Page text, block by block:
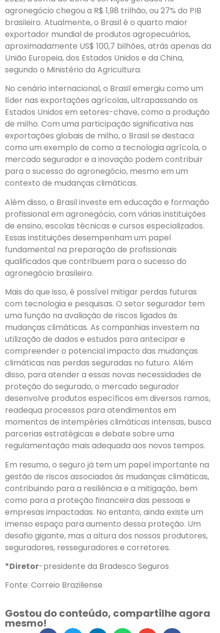
agronegócio chegou a R$ 1,98 trilhão, ou 27% do PIB
brasileiro. Atualmente, o Brasil é o quarto maior
exportador mundial de produtos agropecuários,
aproximadamente US$ 100,7 bilhões, atrás apenas da
União Europeia, dos Estados Unidos e da China,
segundo o Ministério da Agricultura.
No cenário internacional, o Brasil emergiu como um
líder nas exportações agrícolas, ultrapassando os
Estados Unidos em setores-chave, como a produção
de milho. Com uma participação significativa nas
exportações globais de milho, o Brasil se destaca
como um exemplo de como a tecnologia agrícola, o
mercado segurador e a inovação podem contribuir
para o sucesso do agronegócio, mesmo em um
contexto de mudanças climáticas.
Além disso, o Brasil investe em educação e formação
profissional em agronegócio, com várias instituições
de ensino, escolas técnicas e cursos especializados.
Essas instituições desempenham um papel
fundamental na preparação de profissionais
qualificados que contribuem para o sucesso do
agronegócio brasileiro.
Mais do que isso, é possível mitigar perdas futuras
com tecnologia e pesquisas. O setor segurador tem
uma função na avaliação de riscos ligados às
mudanças climáticas. As companhias investem na
utilização de dados e estudos para antecipar e
compreender o potencial impacto das mudanças
climáticas nas perdas seguradas no futuro. Além
disso, para atender a essas novas necessidades de
proteção do segurado, o mercado segurador
desenvolve produtos específicos em diversos ramos,
readequa processos para atendimentos em
momentos de intempéries climáticas intensas, busca
parcerias estratégicas e debate sobre uma
regulamentação mais adequada aos novos tempos.
Em resumo, o seguro já tem um papel importante na
gestão de riscos associados às mudanças climáticas,
contribuindo para a resiliência e a mitigação, bem
como para a proteção financeira das pessoas e
empresas impactadas. No entanto, ainda existe um
imenso espaço para aumento dessa proteção. Um
desafio gigante, mas a altura dos nossos produtores,
seguradores, resseguradores e corretores.
*Diretor-presidente da Bradesco Seguros
Fonte: Correio Braziliense
Gostou do conteúdo, compartilhe agora
mesmo!